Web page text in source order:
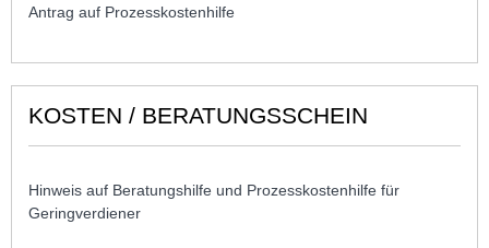
Antrag auf Prozesskostenhilfe
KOSTEN / BERATUNGSSCHEIN
Hinweis auf Beratungshilfe und Prozesskostenhilfe für
Geringverdiener